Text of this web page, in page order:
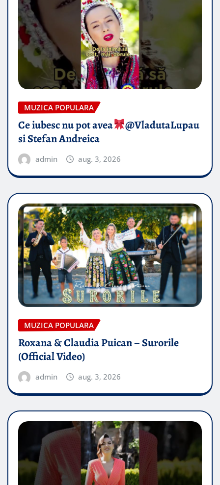
MUZICA POPULARA
Ce iubesc nu pot avea
​@VladutaLupau
si Stefan Andreica
admin aug. 3, 2026
MUZICA POPULARA
Roxana & Claudia Puican – Surorile
(Official Video)
admin aug. 3, 2026